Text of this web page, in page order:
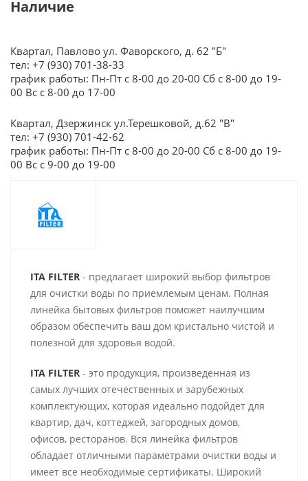
Наличие
Квартал, Павлово ул. Фаворского, д. 62 "Б"
тел: +7 (930) 701-38-33
график работы: Пн-Пт с 8-00 до 20-00 Сб с 8-00 до 19-
00 Вс с 8-00 до 17-00
Квартал, Дзержинск ул.Терешковой, д.62 "В"
тел: +7 (930) 701-42-62
график работы: Пн-Пт с 8-00 до 20-00 Сб с 8-00 до 19-
00 Вс с 9-00 до 19-00
ITA FILTER - предлагает широкий выбор фильтров
для очистки воды по приемлемым ценам. Полная
линейка бытовых фильтров поможет наилучшим
образом обеспечить ваш дом кристально чистой и
полезной для здоровья водой.
ITA FILTER - это продукция, произведенная из
самых лучших отечественных и зарубежных
комплектующих, которая идеально подойдет для
квартир, дач, коттеджей, загородных домов,
офисов, ресторанов. Вся линейка фильтров
обладает отличными параметрами очистки воды и
имеет все необходимые сертификаты. Широкий